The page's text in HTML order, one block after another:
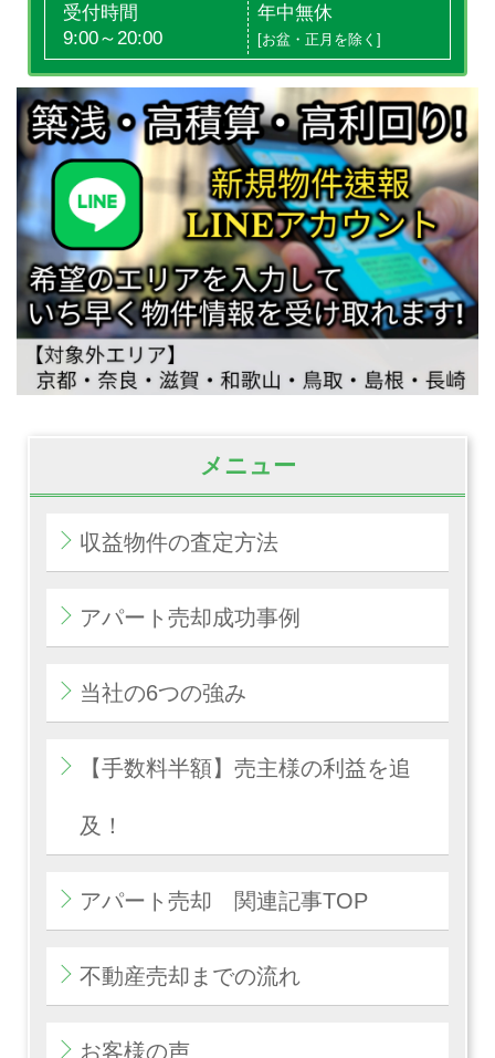
受付時間
9:00～20:00
年中無休
[お盆・正月を除く]
メニュー
収益物件の査定方法
アパート売却成功事例
当社の6つの強み
【手数料半額】売主様の利益を追
及！
アパート売却 関連記事TOP
不動産売却までの流れ
お客様の声